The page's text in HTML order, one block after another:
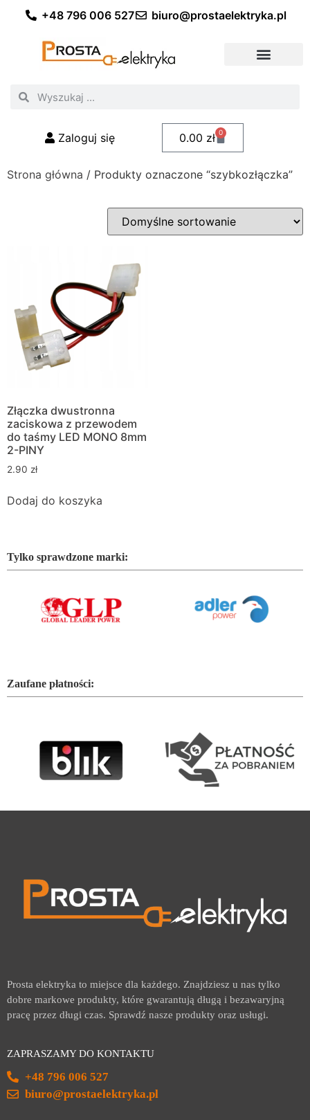
+48 796 006 527 biuro@prostaelektryka.pl
Zaloguj się 0.00 zł 0
Strona główna / Produkty oznaczone “szybkozłączka”
Złączka dwustronna
zaciskowa z przewodem
do taśmy LED MONO 8mm
2-PINY
2.90 zł
Dodaj do koszyka
Tylko sprawdzone marki:
Zaufane płatności:
Prosta elektryka to miejsce dla każdego. Znajdziesz u nas tylko
dobre markowe produkty, które gwarantują długą i bezawaryjną
pracę przez długi czas. Sprawdź nasze produkty oraz usługi.
ZAPRASZAMY DO KONTAKTU
+48 796 006 527
biuro@prostaelektryka.pl